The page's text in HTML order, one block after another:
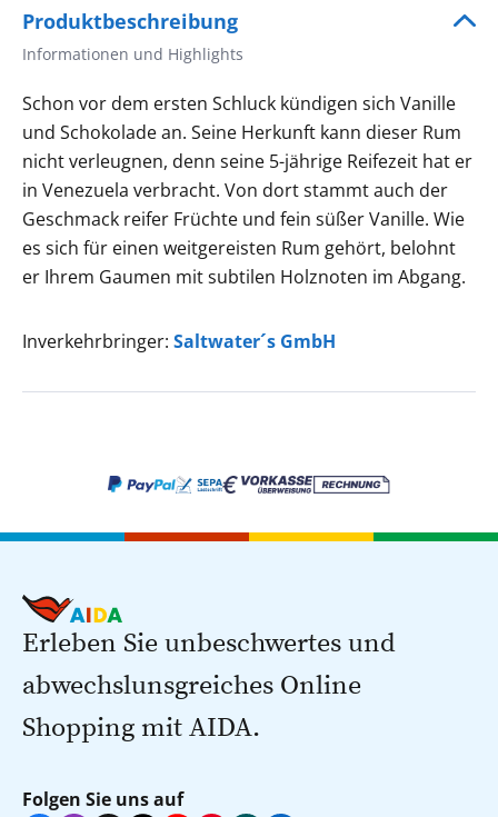
Produktbeschreibung
Informationen und Highlights
Schon vor dem ersten Schluck kündigen sich Vanille
und Schokolade an. Seine Herkunft kann dieser Rum
nicht verleugnen, denn seine 5-jährige Reifezeit hat er
in Venezuela verbracht. Von dort stammt auch der
Geschmack reifer Früchte und fein süßer Vanille. Wie
es sich für einen weitgereisten Rum gehört, belohnt
er Ihrem Gaumen mit subtilen Holznoten im Abgang.
Inverkehrbringer: Saltwater´s GmbH
Erleben Sie unbeschwertes und
abwechslunsgreiches Online
Shopping mit AIDA.
Folgen Sie uns auf